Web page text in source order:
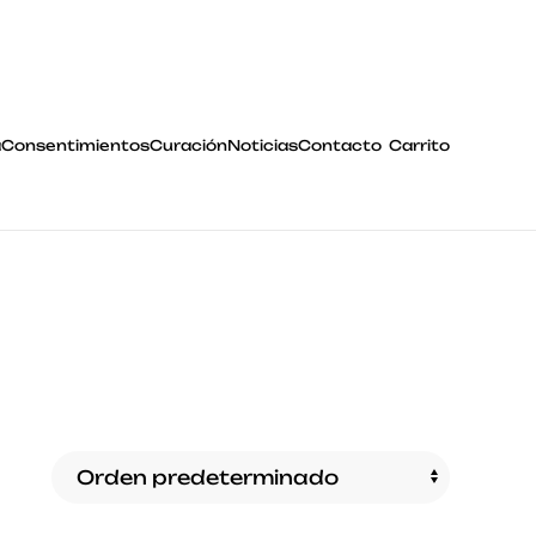
ConsentimientosCuraciónNoticiasContacto Carrito